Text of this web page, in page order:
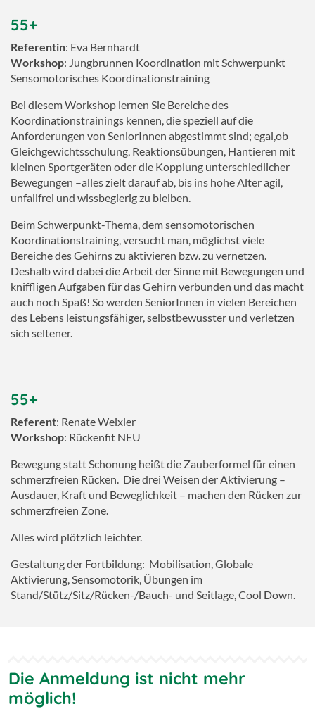
55+
Referentin: Eva Bernhardt
Workshop: Jungbrunnen Koordination mit Schwerpunkt
Sensomotorisches Koordinationstraining
Bei diesem Workshop lernen Sie Bereiche des
Koordinationstrainings kennen, die speziell auf die
Anforderungen von SeniorInnen abgestimmt sind; egal,ob
Gleichgewichtsschulung, Reaktionsübungen, Hantieren mit
kleinen Sportgeräten oder die Kopplung unterschiedlicher
Bewegungen –alles zielt darauf ab, bis ins hohe Alter agil,
unfallfrei und wissbegierig zu bleiben.
Beim Schwerpunkt-Thema, dem sensomotorischen
Koordinationstraining, versucht man, möglichst viele
Bereiche des Gehirns zu aktivieren bzw. zu vernetzen.
Deshalb wird dabei die Arbeit der Sinne mit Bewegungen und
kniffligen Aufgaben für das Gehirn verbunden und das macht
auch noch Spaß! So werden SeniorInnen in vielen Bereichen
des Lebens leistungsfähiger, selbstbewusster und verletzen
sich seltener.
55+
Referent: Renate Weixler
Workshop: Rückenfit NEU
Bewegung statt Schonung heißt die Zauberformel für einen
schmerzfreien Rücken. Die drei Weisen der Aktivierung –
Ausdauer, Kraft und Beweglichkeit – machen den Rücken zur
schmerzfreien Zone.
Alles wird plötzlich leichter.
Gestaltung der Fortbildung: Mobilisation, Globale
Aktivierung, Sensomotorik, Übungen im
Stand/Stütz/Sitz/Rücken-/Bauch- und Seitlage, Cool Down.
Die Anmeldung ist nicht mehr
möglich!